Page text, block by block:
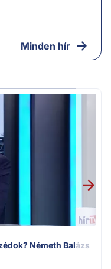
Minden hír
Németh Balázs